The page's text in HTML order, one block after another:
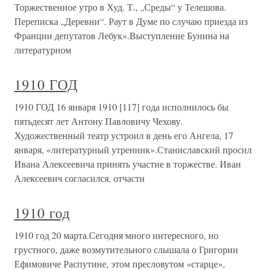
Торжественное утро в Худ. Т., „Среды“ у Телешова.
Переписка „Деревни“. Раут в Думе по случаю приезда из
Франции депутатов Лебук».Выступление Бунина на
литературном
1910 ГОД
1910 ГОД 16 января 1910 [117] года исполнилось бы
пятьдесят лет Антону Павловичу Чехову.
Художественный театр устроил в день его Ангела, 17
января, «литературный утренник».Станиславский просил
Ивана Алексеевича принять участие в торжестве. Иван
Алексеевич согласился, отчасти
1910 год
1910 год 20 марта.Сегодня много интересного, но
грустного, даже возмутительного слышала о Григории
Ефимовиче Распутине, этом пресловутом «старце»,